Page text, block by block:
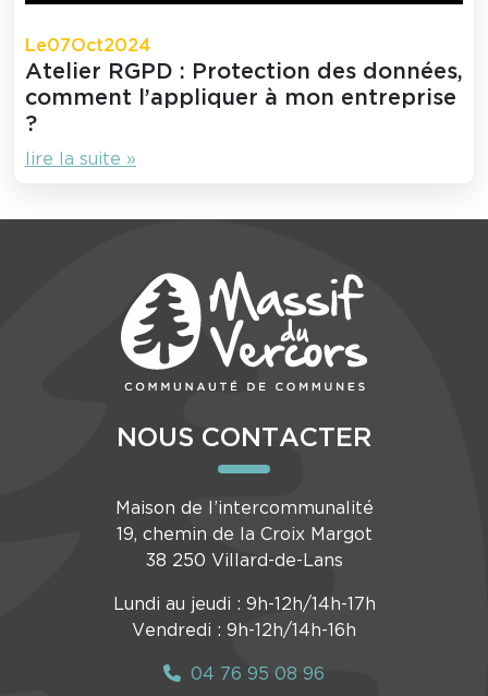
Le07Oct2024
Atelier RGPD : Protection des données,
comment l’appliquer à mon entreprise
?
lire la suite »
NOUS CONTACTER
Maison de l’intercommunalité
19, chemin de la Croix Margot
38 250 Villard-de-Lans
Lundi au jeudi : 9h-12h/14h-17h
Vendredi : 9h-12h/14h-16h
04 76 95 08 96